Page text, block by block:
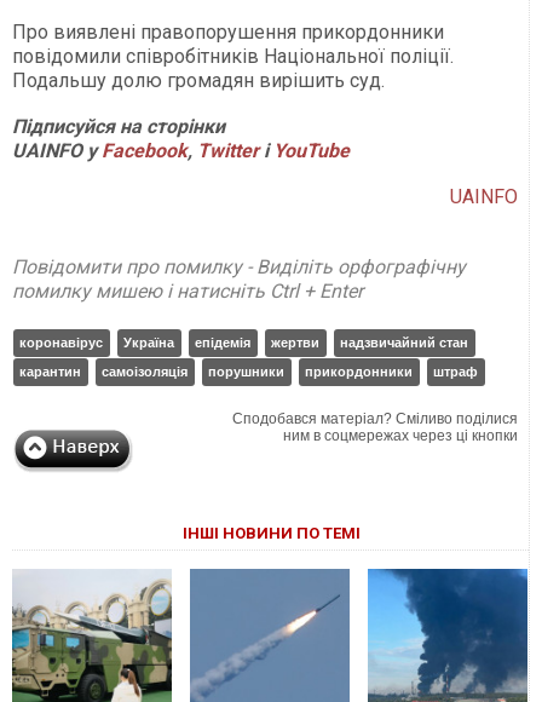
Про виявлені правопорушення прикордонники
повідомили співробітників Національної поліції.
Подальшу долю громадян вирішить суд.
Підписуйся на сторінки
UAINFO уFacebook, Twitterі YouTube
UAINFO
Повідомити про помилку - Виділіть орфографічну
помилку мишею і натисніть Ctrl + Enter
коронавірус Україна епідемія жертви
надзвичайний стан
карантин
самоізоляція порушники прикордонники штраф
Сподобався матеріал? Сміливо поділися
ним в соцмережах через ці кнопки
ІНШІ НОВИНИ ПО ТЕМІ